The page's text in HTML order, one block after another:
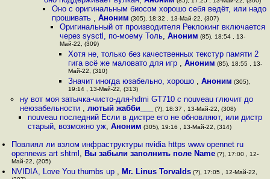
Оно с оригинальным биосом хорошо себя ведёт, или надо
прошивать , Аноним (305), 18:32 , 13-Май-22, (307)
Оригинальный от производителя Реклокинг включается
через sysctl, по-моему Толь,Аноним (85), 18:54 , 13-
Май-22, (309)
Хотя не, только без качественных текстур памяти 2
гига всё же маловато для игр , Аноним (85), 18:55 , 13-
Май-22, (310)
Значит иногда юзабельно, хорошо , Аноним (305),
19:14 , 13-Май-22, (313)
ну вот моя затычка-чисто-для-hdmi GT710 с nouveau глючит до
неюзабельности , лютый жабби___ (?), 18:37 , 13-Май-22, (308)
nouveau последний Если в дистре его не обновляют, или дистр
старый, возможно уж, Аноним (305), 19:16 , 13-Май-22, (314)
Повлиял ли взлом инфраструктуры nvidia https www opennet ru
opennews art shtml , Вы забыли заполнить поле Name (?), 17:00 , 12-
Май-22, (205)
NVIDIA, Love You thumbs up , Mr. Linus Torvalds (?), 17:05 , 12-Май-22,